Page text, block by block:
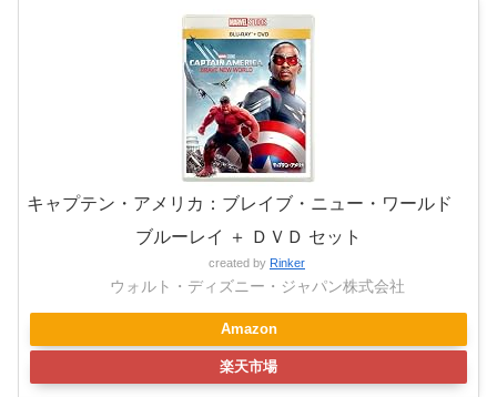
キャプテン・アメリカ：ブレイブ・ニュー・ワールド
ブルーレイ ＋ ＤＶＤ セット
created by Rinker
ウォルト・ディズニー・ジャパン株式会社
Amazon
楽天市場